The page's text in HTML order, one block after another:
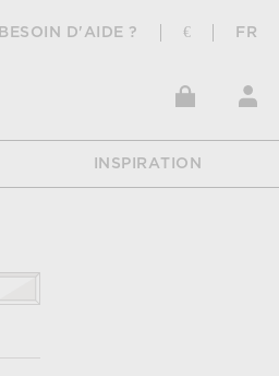
BESOIN D'AIDE ? € FR
INSPIRATION